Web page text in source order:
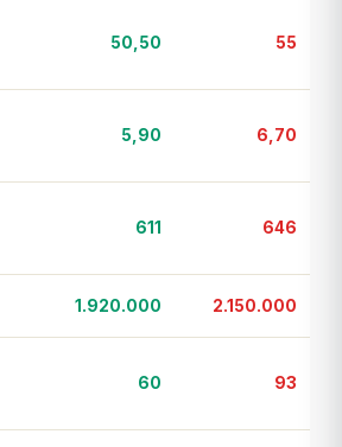
50,50 55
5,90 6,70
611 646
1.920.000 2.150.000
60 93